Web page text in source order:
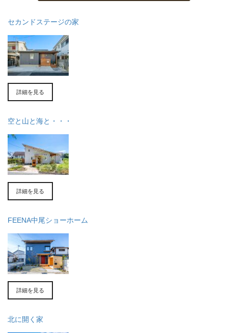
セカンドステージの家
詳細を見る
空と山と海と・・・
詳細を見る
FEENA中尾ショーホーム
詳細を見る
北に開く家